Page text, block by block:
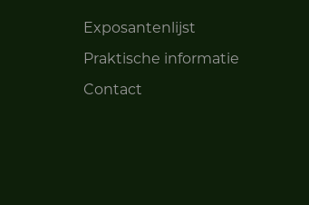
Exposantenlijst
Praktische informatie
Contact